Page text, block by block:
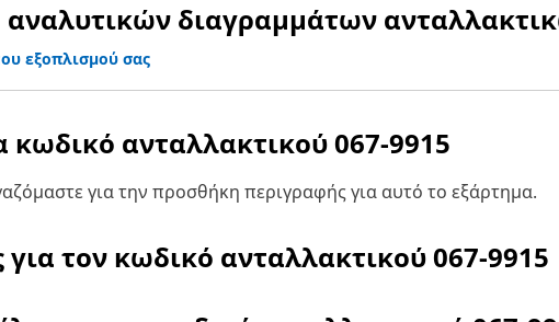
διαγραμμάτων
εξοπλισμού σας
κωδικό ανταλλακτικού067-9915
για την προσθήκη περιγραφής για αυτό το εξάρτημα.
τον κωδικό ανταλλακτικού067-9915